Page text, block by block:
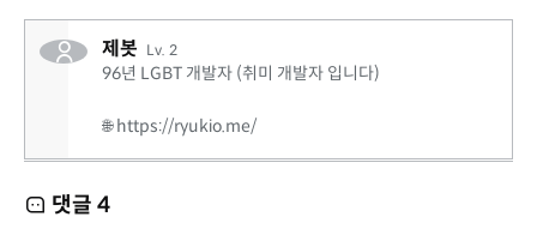
제봇 Lv. 2
96년 LGBT 개발자 (취미 개발자 입니다)
🌐 https://ryukio.me/
댓글 4